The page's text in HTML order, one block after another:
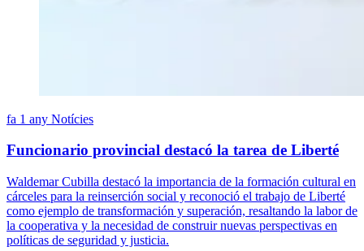
fa 1 any Notícies
Funcionario provincial destacó la tarea de Liberté
Waldemar Cubilla destacó la importancia de la formación cultural en
cárceles para la reinserción social y reconoció el trabajo de Liberté
como ejemplo de transformación y superación, resaltando la labor de
la cooperativa y la necesidad de construir nuevas perspectivas en
políticas de seguridad y justicia.